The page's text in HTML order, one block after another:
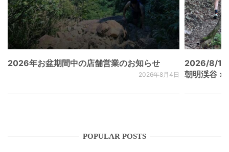
2026年お盆期間中の店舗営業のお知らせ
2026年8月4日
2026/8/
朝明渓谷 ×
POPULAR POSTS